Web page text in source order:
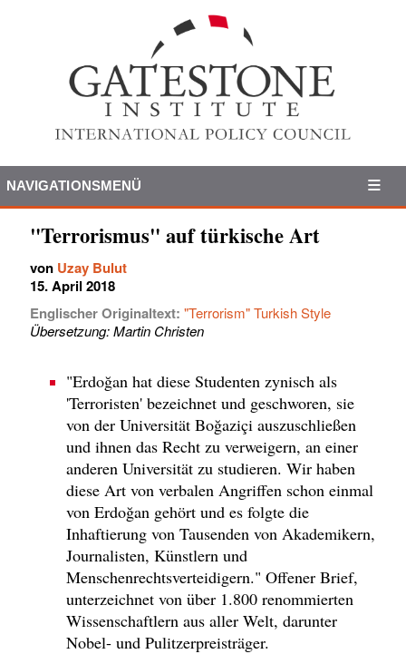
NAVIGATIONSMENÜ
"Terrorismus" auf türkische Art
von Uzay Bulut
15. April 2018
Englischer Originaltext: "Terrorism" Turkish Style
Übersetzung: Martin Christen
"Erdoğan hat diese Studenten zynisch als
'Terroristen' bezeichnet und geschworen, sie
von der Universität Boğaziçi auszuschließen
und ihnen das Recht zu verweigern, an einer
anderen Universität zu studieren. Wir haben
diese Art von verbalen Angriffen schon einmal
von Erdoğan gehört und es folgte die
Inhaftierung von Tausenden von Akademikern,
Journalisten, Künstlern und
Menschenrechtsverteidigern." Offener Brief,
unterzeichnet von über 1.800 renommierten
Wissenschaftlern aus aller Welt, darunter
Nobel- und Pulitzerpreisträger.